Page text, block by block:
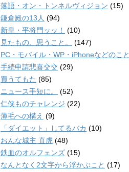
落語・オン・トンネルヴィジョン (15)
鎌倉殿の13人 (94)
新皇・平将門ッッ！
(10)
見たもの、思うこと。
(147)
PC・モバイル・WP・iPhoneなどのこと
手続申請悲喜交交 (29)
買うてもた (85)
ニュース手短に。
(52)
仁侠ものチャレンジ (22)
薄毛への構え (9)
「ダイエット」してるバカ (10)
おんな城主 直虎 (48)
鉄血のオルフェンズ (15)
なんとなく2文字から浮かぶこと (17)